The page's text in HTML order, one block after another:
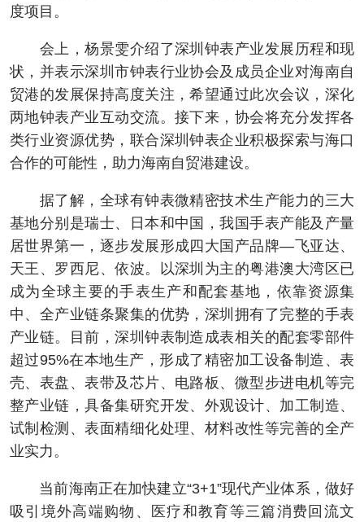
度项目。
会上，杨景雯介绍了深圳钟表产业发展历程和现
状，并表示深圳市钟表行业协会及成员企业对海南自
贸港的发展保持高度关注，希望通过此次会议，深化
两地钟表产业互动交流。接下来，协会将充分发挥各
类行业资源优势，联合深圳钟表企业积极探索与海口
合作的可能性，助力海南自贸港建设。
据了解，全球有钟表微精密技术生产能力的三大
基地分别是瑞士、日本和中国，我国手表产能及产量
居世界第一，逐步发展形成四大国产品牌—飞亚达、
天王、罗西尼、依波。以深圳为主的粤港澳大湾区已
成为全球主要的手表生产和配套基地，依靠资源集
中、全产业链条聚集的优势，深圳拥有了完整的手表
产业链。目前，深圳钟表制造成表相关的配套零部件
超过95%在本地生产，形成了精密加工设备制造、表
壳、表盘、表带及芯片、电路板、微型步进电机等完
整产业链，具备集研究开发、外观设计、加工制造、
试制检测、表面精细化处理、材料改性等完善的全产
业实力。
当前海南正在加快建立“3+1”现代产业体系，做好
吸引境外高端购物、医疗和教育等三篇消费回流文